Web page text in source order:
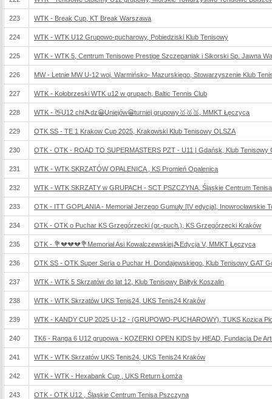
223 WTK - Break Cup, KT Break Warszawa
224 WTK - WTK U12 Grupowo-pucharowy, Pobiedziski Klub Tenisowy
225 WTK - WTK 5, Centrum Tenisowe Prestige Szczepaniak i Sikorski Sp. Jawna
226 MW - Letnie MW U-12 woj. Warmińsko- Mazurskiego, Stowarzyszenie Klub
227 WTK - Kołobrzeski WTK u12 w grupach, Baltic Tennis Club
228 WTK - 👋U12 chł🎾dz😀Uniejów😀turniej grupowy🥇🥈🥉, MMKT Łęczyca
229 OTK SS - TE 1 Krakow Cup 2025, Krakowski Klub Tenisowy OLSZA
230 OTK - OTK - ROAD TO SUPERMASTERS PZT - U11 | Gdańsk, Klub Tenisowy
231 WTK - WTK SKRZATÓW OPALENICA , KS Promień Opalenica
232 WTK - WTK SKRZATY w GRUPACH - SCT PSZCZYNA, Śląskie Centrum
233 OTK - ITT GOPLANIA - Memoriał Jerzego Gumuły [IV edycja], Inowrocławskie
234 OTK - OTK o Puchar KS Grzegórzecki (gr.-puch.), KS Grzegórzecki Kraków
235 OTK - 💐💔💔💔💐Memoriał Asi Kowalczewskiej🎾Edycja V, MMKT Łęczyca
236 OTK SS - OTK Super Seria o Puchar H. Dondajewskiego, Klub Tenisowy GAT
237 WTK - WTK 5 Skrzatów do lat 12, Klub Tenisowy Bałtyk Koszalin
238 WTK - WTK Skrzatów UKS Tenis24, UKS Tenis24 Kraków
239 WTK - KANDY CUP 2025 U-12 - (GRUPOWO-PUCHAROWY), TUKS Kozica
240 TK6 - Ranga 6 U12 grupowa - KOZERKI OPEN KIDS by HEAD, Fundacja De
241 WTK - WTK Skrzatów UKS Tenis24, UKS Tenis24 Kraków
242 WTK - WTK - Hexabank Cup , UKS Return Łomża
243 OTK - OTK U12 , Śląskie Centrum Tenisa Pszczyna